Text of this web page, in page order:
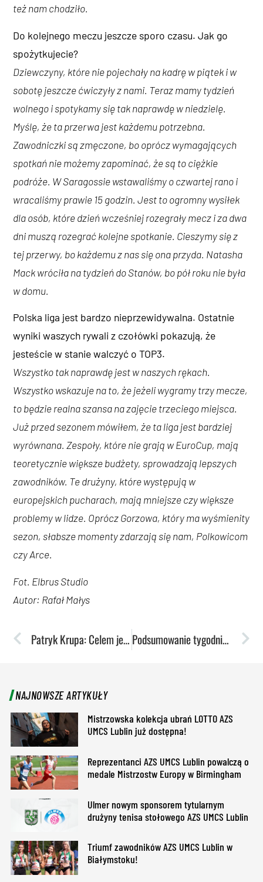
też nam chodziło.
Do kolejnego meczu jeszcze sporo czasu. Jak go
spożytkujecie?
Dziewczyny, które nie pojechały na kadrę w piątek i w
sobotę jeszcze ćwiczyły z nami. Teraz mamy tydzień
wolnego i spotykamy się tak naprawdę w niedzielę.
Myślę, że ta przerwa jest każdemu potrzebna.
Zawodniczki są zmęczone, bo oprócz wymagających
spotkań nie możemy zapominać, że są to ciężkie
podróże. W Saragossie wstawaliśmy o czwartej rano i
wracaliśmy prawie 15 godzin. Jest to ogromny wysiłek
dla osób, które dzień wcześniej rozegrały mecz i za dwa
dni muszą rozegrać kolejne spotkanie. Cieszymy się z
tej przerwy, bo każdemu z nas się ona przyda. Natasha
Mack wróciła na tydzień do Stanów, bo pół roku nie była
w domu.
Polska liga jest bardzo nieprzewidywalna. Ostatnie
wyniki waszych rywali z czołówki pokazują, że
jesteście w stanie walczyć o TOP3.
Wszystko tak naprawdę jest w naszych rękach.
Wszystko wskazuje na to, że jeżeli wygramy trzy mecze,
to będzie realna szansa na zajęcie trzeciego miejsca.
Już przed sezonem mówiłem, że ta liga jest bardziej
wyrównana. Zespoły, które nie grają w EuroCup, mają
teoretycznie większe budżety, sprowadzają lepszych
zawodników. Te drużyny, które występują w
europejskich pucharach, mają mniejsze czy większe
problemy w lidze. Oprócz Gorzowa, który ma wyśmienity
sezon, słabsze momenty zdarzają się nam, Polkowicom
czy Arce.
Fot. Elbrus Studio
Autor: Rafał Małys
Patryk Krupa: Celem jest wypełnienie minimum na mistrzostwa Europy Podsumowanie tygodnia: Futsaliści w finałach Akademickich Mistrzostw Polski
NAJNOWSZE ARTYKUŁY
Mistrzowska kolekcja ubrań LOTTO AZS
UMCS Lublin już dostępna!
Reprezentanci AZS UMCS Lublin powalczą o
medale Mistrzostw Europy w Birmingham
Ulmer nowym sponsorem tytularnym
drużyny tenisa stołowego AZS UMCS Lublin
Triumf zawodników AZS UMCS Lublin w
Białymstoku!